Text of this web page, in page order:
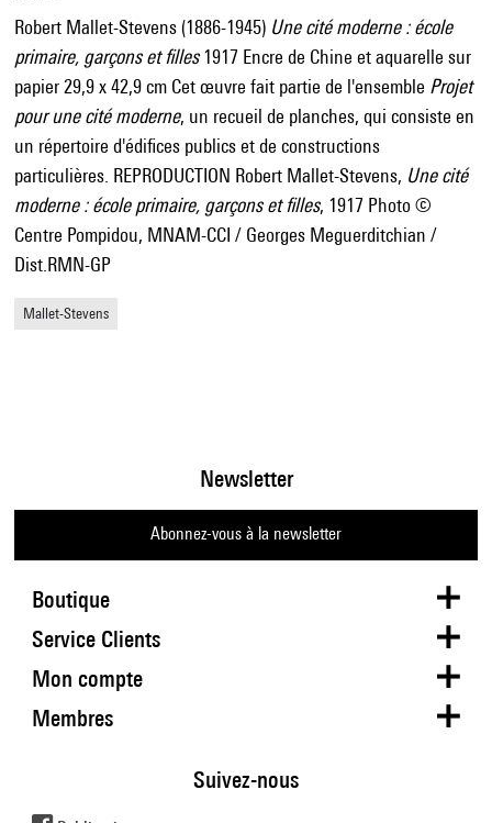
Robert Mallet-Stevens (1886-1945) Une cité moderne : école
primaire, garçons et filles1917 Encre de Chine et aquarelle sur
papier 29,9 x 42,9 cm Cet œuvre fait partie de l'ensemble Projet
pour une cité moderne, un recueil de planches, qui consiste en
un répertoire d'édifices publics et de constructions
particulières. REPRODUCTION Robert Mallet-Stevens, Une cité
moderne : école primaire, garçons et filles, 1917 Photo ©
Centre Pompidou, MNAM-CCI / Georges Meguerditchian /
Dist.RMN-GP
Mallet-Stevens
Boutique
Newsletter
Abonnez-vous à la newsletter
Service Clients
Mon compte
Membres
Suivez-nous